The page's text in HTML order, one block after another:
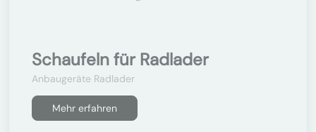
Schaufeln für Radlader
Anbaugeräte Radlader
Mehr erfahren